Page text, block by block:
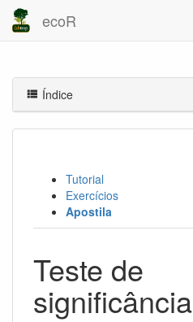
ecoR
Índice
Tutorial
Exercícios
Apostila
Teste de
significância